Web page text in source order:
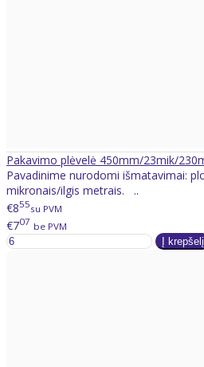
Pakavimo plėvelė 450mm/23mik/
Pavadinime nurodomi išmatavimai:
mikronais/ilgis metrais. ..
€855su PVM
€707 be PVM